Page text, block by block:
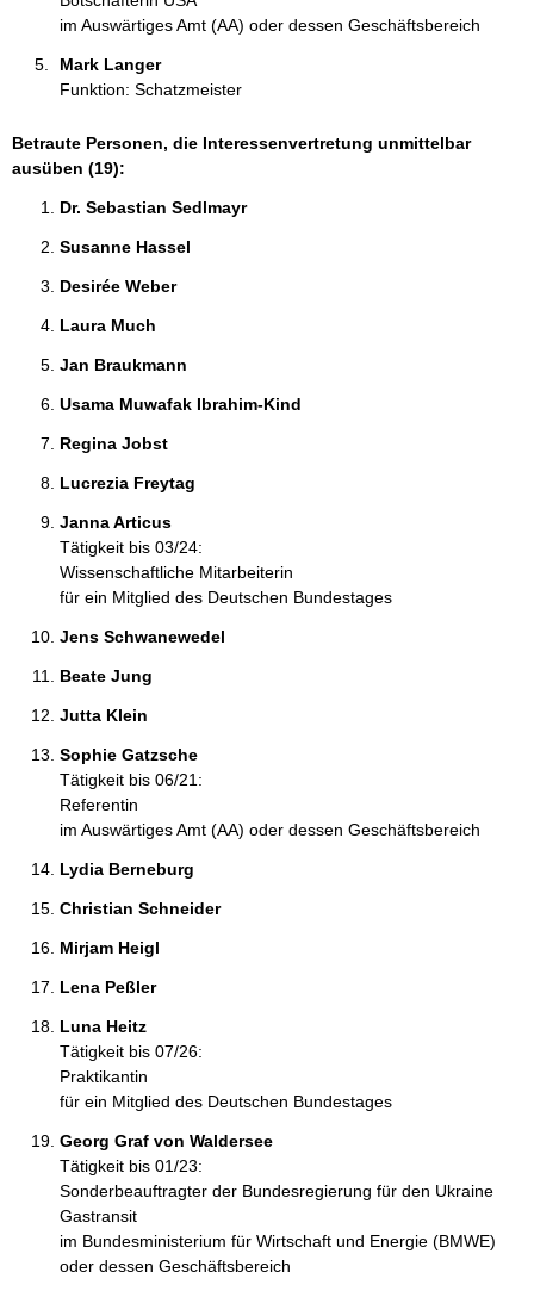
im Auswärtiges Amt (AA) oder dessen Geschäftsbereich
Mark Langer
Funktion: Schatzmeister
Betraute Personen, die Interessenvertretung unmittelbar
ausüben (19):
Dr. Sebastian Sedlmayr
Susanne Hassel
Desirée Weber
Laura Much
Jan Braukmann
Usama Muwafak Ibrahim-Kind
Regina Jobst
Lucrezia Freytag
Janna Articus
Tätigkeit bis 03/24:
Wissenschaftliche Mitarbeiterin
für ein Mitglied des Deutschen Bundestages
Jens Schwanewedel
Beate Jung
Jutta Klein
Sophie Gatzsche
Tätigkeit bis 06/21:
Referentin
im Auswärtiges Amt (AA) oder dessen Geschäftsbereich
Lydia Berneburg
Christian Schneider
Mirjam Heigl
Lena Peßler
Luna Heitz
Tätigkeit bis 07/26:
Praktikantin
für ein Mitglied des Deutschen Bundestages
Georg Graf von Waldersee
Tätigkeit bis 01/23:
Sonderbeauftragter der Bundesregierung für den Ukraine
Gastransit
im Bundesministerium für Wirtschaft und Energie (BMWE)
oder dessen Geschäftsbereich